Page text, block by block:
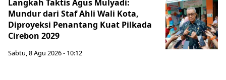
Langkah Taktis Agus Mulyadi:
Mundur dari Staf Ahli Wali Kota,
Diproyeksi Penantang Kuat Pilkada
Cirebon 2029
Sabtu, 8 Agu 2026 - 10:12